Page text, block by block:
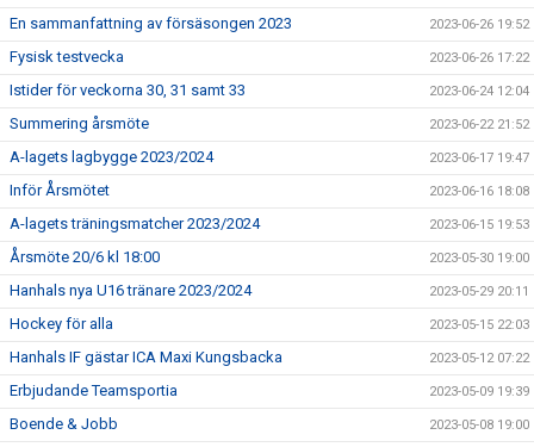
En sammanfattning av försäsongen 2023 2023-06-26 19:52
Fysisk testvecka 2023-06-26 17:22
Istider för veckorna 30, 31 samt 33 2023-06-24 12:04
Summering årsmöte 2023-06-22 21:52
A-lagets lagbygge 2023/2024 2023-06-17 19:47
Inför Årsmötet 2023-06-16 18:08
A-lagets träningsmatcher 2023/2024 2023-06-15 19:53
Årsmöte 20/6 kl 18:00 2023-05-30 19:00
Hanhals nya U16 tränare 2023/2024 2023-05-29 20:11
Hockey för alla 2023-05-15 22:03
Hanhals IF gästar ICA Maxi Kungsbacka 2023-05-12 07:22
Erbjudande Teamsportia 2023-05-09 19:39
Boende & Jobb 2023-05-08 19:00